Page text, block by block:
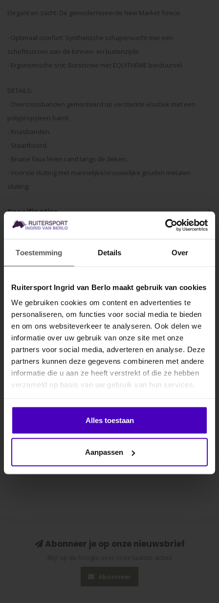
Toestemming Details Over
Ruitersport Ingrid van Berlo maakt gebruik van cookies
We gebruiken cookies om content en advertenties te
personaliseren, om functies voor social media te bieden
en om ons websiteverkeer te analyseren. Ook delen we
informatie over uw gebruik van onze site met onze
partners voor social media, adverteren en analyse. Deze
partners kunnen deze gegevens combineren met andere
informatie die u aan ze heeft verstrekt of die ze hebben
verzameld op basis van uw gebruik van hun services.
Alles toestaan
Aanpassen
Elegant en zacht: De gemoderniseerde New Market fleece.
- Optimaal comfort: Synthetische schapenvacht met een
schoftkussen aan de binnen- en buitenzijde.
- Ergonomische snit: Borstsnee met EQUITHÈME borduursel.
DETAILS:
- Overcrossbanden gemonteerd op versterkte elastiek met een
polypropyleen band.
- Kruisbanden.
- Staartkoord.
- Bruine faux leren rand langs de deken.
- Voorste sluiting met mannelijke/vrouwelijke gouden metalen
sluiting.
Specificaties
EQUI-THEME
Regendeken Classic
1200D
Waterdichte, ademende
€99,90
EQUI-THEME
Regendeken Classic
1200D 50 gr
Waterdichte en ademende
€105,00
Abonneer je op onze nieuwsbrief
MELD JE AAN VOOR
10% KORTING
.